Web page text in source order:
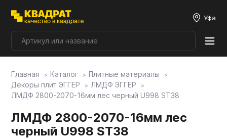
Уфа
Плитные материалы
Главная Каталог
Плитные материалы
Декоры плит ЭГГЕР
ЛМДФ ЭГГЕР
ЛМДФ 2800-2070-16мм лес черный U998 ST38
ЛМДФ 2800-2070-16мм лес
черный U998 ST38